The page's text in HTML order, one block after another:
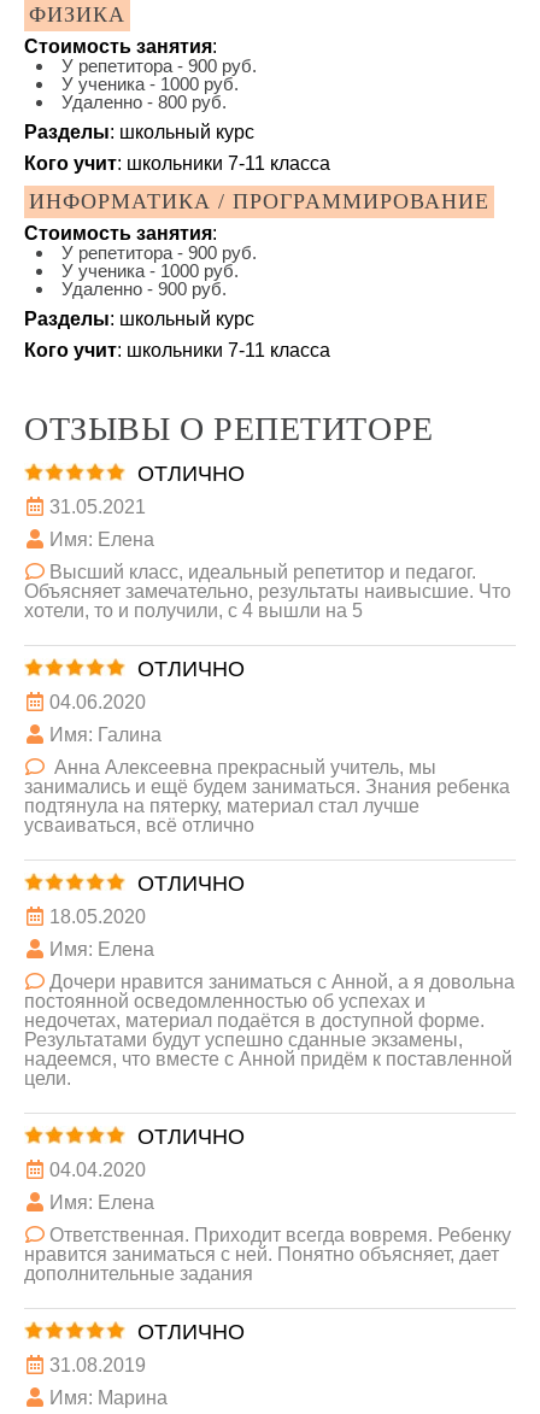
ФИЗИКА
Стоимость занятия:
У репетитора - 900 руб.
У ученика - 1000 руб.
Удаленно - 800 руб.
Разделы: школьный курс
Кого учит: школьники 7-11 класса
ИНФОРМАТИКА / ПРОГРАММИРОВАНИЕ
Стоимость занятия:
У репетитора - 900 руб.
У ученика - 1000 руб.
Удаленно - 900 руб.
Разделы: школьный курс
Кого учит: школьники 7-11 класса
ОТЗЫВЫ О РЕПЕТИТОРЕ
ОТЛИЧНО
31.05.2021
Имя: Елена
Высший класс, идеальный репетитор и педагог.
Объясняет замечательно, результаты наивысшие. Что
хотели, то и получили, с 4 вышли на 5
ОТЛИЧНО
04.06.2020
Имя: Галина
Анна Алексеевна прекрасный учитель, мы
занимались и ещё будем заниматься. Знания ребенка
подтянула на пятерку, материал стал лучше
усваиваться, всё отлично
ОТЛИЧНО
18.05.2020
Имя: Елена
Дочери нравится заниматься с Анной, а я довольна
постоянной осведомленностью об успехах и
недочетах, материал подаётся в доступной форме.
Результатами будут успешно сданные экзамены,
надеемся, что вместе с Анной придём к поставленной
цели.
ОТЛИЧНО
04.04.2020
Имя: Елена
Ответственная. Приходит всегда вовремя. Ребенку
нравится заниматься с ней. Понятно объясняет, дает
дополнительные задания
ОТЛИЧНО
31.08.2019
Имя: Марина